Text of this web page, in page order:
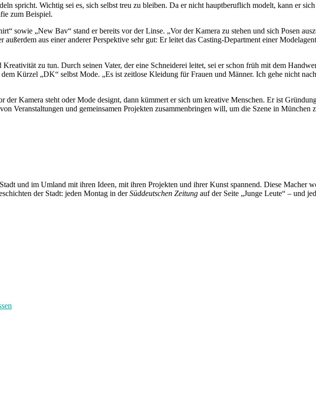
spricht. Wichtig sei es, sich selbst treu zu bleiben. Da er nicht hauptberuflich modelt, kann er
zum Beispiel.
sowie „New Bav“ stand er bereits vor der Linse. „Vor der Kamera zu stehen und sich Posen
aus einer anderer Perspektive sehr gut: Er leitet das Casting-Department einer
zu tun. Durch seinen Vater, der eine Schneiderei leitet, sei er schon früh mit dem
Kürzel „DK“ selbst Mode. „Es ist zeitlose Kleidung für Frauen und Männer. Ich gehe nicht
der Kamera steht oder Mode designt, dann kümmert er sich um kreative Menschen. Er ist
Veranstaltungen und gemeinsamen Projekten zusammenbringen will, um die Szene in München
und im Umland mit ihren Ideen, mit ihren Projekten und ihrer Kunst spannend. Diese Macher
der Stadt: jeden Montag in derSüddeutschen Zeitung auf der Seite „Junge Leute“ – und